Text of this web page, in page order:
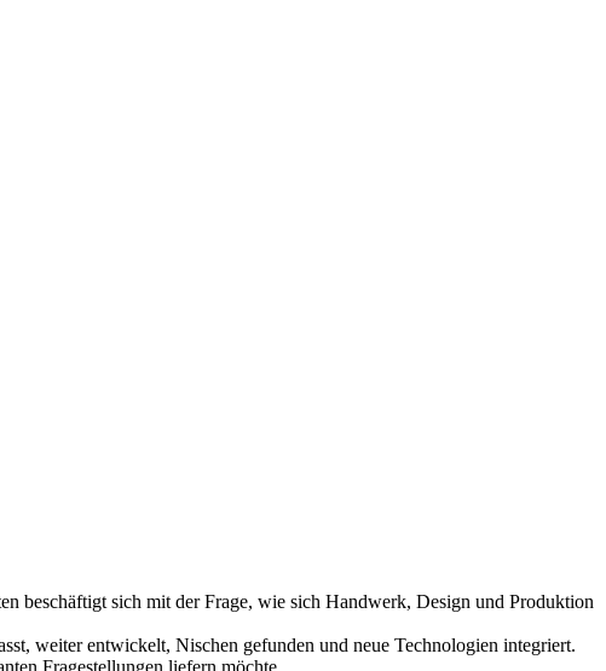
beschäftigt sich mit der Frage, wie sich Handwerk, Design und Produktion
weiter entwickelt, Nischen gefunden und neue Technologien integriert.
Fragestellungen liefern möchte.